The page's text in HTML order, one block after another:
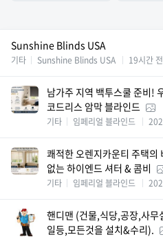
Sunshine Blinds USA
기타 Sunshine Blinds USA 19시간 전
남가주 지역 백투스쿨 준비!
코드리스 암막 블라인드
기타 임페리얼 블라인드
쾌적한 오렌지카운티 주택의
없는 하이엔드 셔터 & 콤비
기타 임페리얼 블라인드
핸디맨 (건물,식당,공장,사
일등,모든것을 설치&수리).